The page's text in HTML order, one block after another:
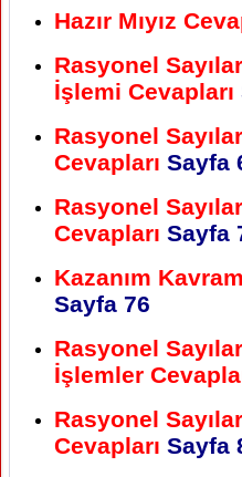
Hazır Mıyız
Rasyonel
İşlemi Cevapları
Rasyonel
Cevapları Sayfa
Rasyonel
Cevapları Sayfa
Kazanım
Sayfa 76
Rasyonel
İşlemler
Rasyonel
Cevapları Sayfa